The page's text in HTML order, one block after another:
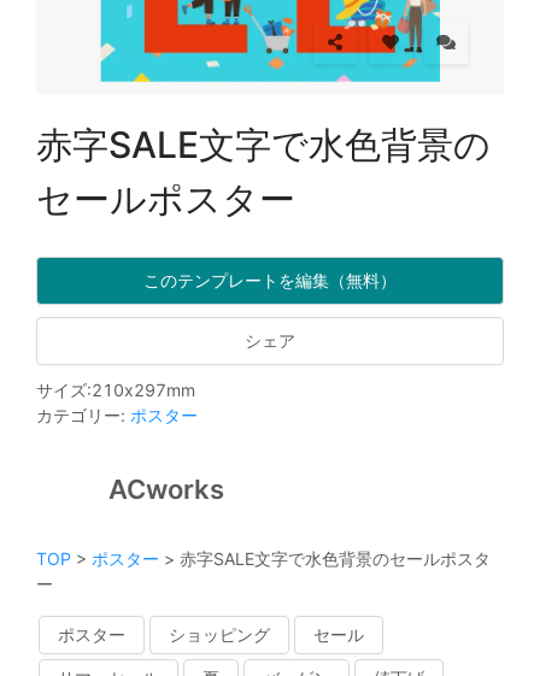
赤字SALE文字で水色背景の
セールポスター
このテンプレートを編集（無料）
シェア
サイズ:210x297mm
カテゴリー: ポスター
ACworks
TOP > ポスター > 赤字SALE文字で水色背景のセールポスタ
ー
ポスター ショッピング セール